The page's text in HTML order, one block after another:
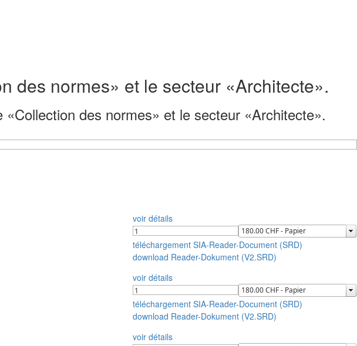
des normes» et le secteur «Architecte».
des normes» et le secteur «Architecte».
voir détails
téléchargement SIA-Reader-Document (SRD)
download Reader-Dokument (V2.SRD)
voir détails
téléchargement SIA-Reader-Document (SRD)
download Reader-Dokument (V2.SRD)
voir détails